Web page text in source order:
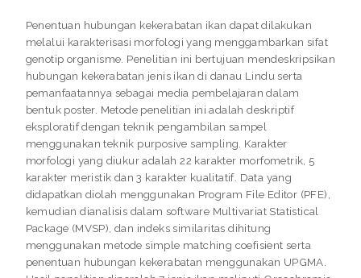
Penentuan hubungan kekerabatan ikan dapat dilakukan
melalui karakterisasi morfologi yang menggambarkan sifat
genotip organisme. Penelitian ini bertujuan mendeskripsikan
hubungan kekerabatan jenis ikan di danau Lindu serta
pemanfaatannya sebagai media pembelajaran dalam
bentuk poster. Metode penelitian ini adalah deskriptif
eksploratif dengan teknik pengambilan sampel
menggunakan teknik purposive sampling. Karakter
morfologi yang diukur adalah 22 karakter morfometrik, 5
karakter meristik dan 3 karakter kualitatif. Data yang
didapatkan diolah menggunakan Program File Editor (PFE),
kemudian dianalisis dalam software Multivariat Statistical
Package (MVSP), dan indeks similaritas dihitung
menggunakan metode simple matching coefisient serta
penentuan hubungan kekerabatan menggunakan UPGMA.